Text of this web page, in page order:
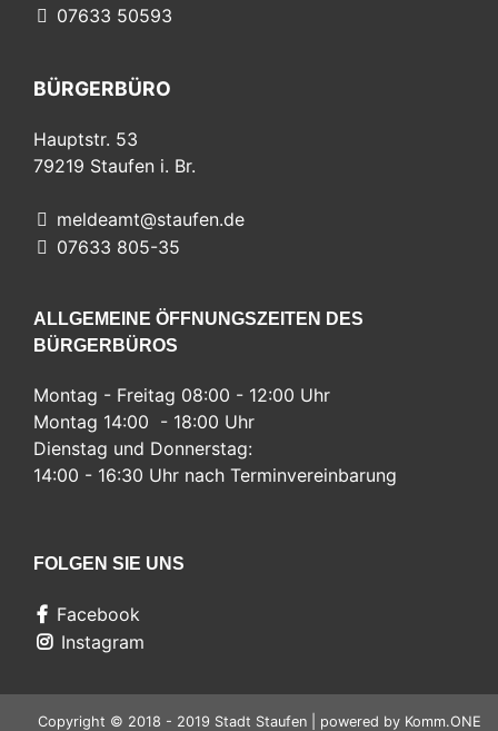
07633 50593
BÜRGERBÜRO
Hauptstr. 53
79219 Staufen i. Br.
meldeamt@staufen.de
07633 805-35
ALLGEMEINE ÖFFNUNGSZEITEN DES
BÜRGERBÜROS
Montag - Freitag 08:00 - 12:00 Uhr
Montag 14:00 - 18:00 Uhr
Dienstag und Donnerstag:
14:00 - 16:30 Uhr nach Terminvereinbarung
FOLGEN SIE UNS
Facebook
Instagram
Copyright © 2018 - 2019 Stadt Staufen | powered by Komm.ONE